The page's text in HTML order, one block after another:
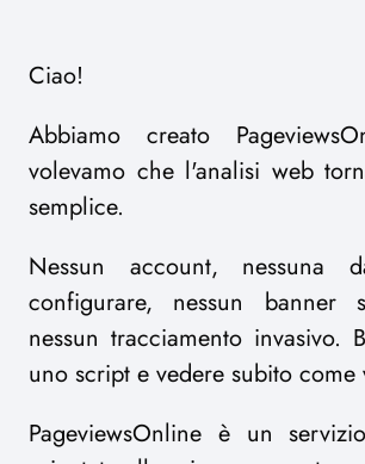
Ciao!
Abbiamo creato
volevamo che l'analisi web
semplice.
Nessun account, nessuna
configurare, nessun
nessun tracciamento invasivo.
uno script e vedere subito come
PageviewsOnline è un